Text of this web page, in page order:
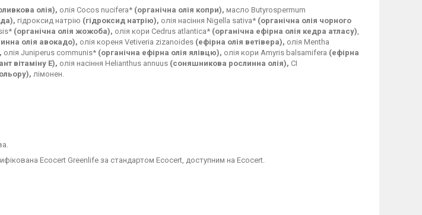
олія), олія Cocos nucifera* (органічна олія копри), масло Butyrospermum
гідроксид натрію (гідроксид натрію), олія насіння Nigella sativa* (органічна олія чорного
(органічна олія жожоба), олія кори Cedrus atlantica* (органічна ефірна олія кедра атласу),
олія авокадо), олія кореня Vetiveria zizanoides (ефірна олія ветівера), олія Mentha
олія Juniperus communis* (органічна ефірна олія ялівцю), олія кори Amyris balsamifera (ефірна
вітаміну Е), олія насіння Helianthus annuus (соняшникова рослинна олія), CI
лімонен.
Ecocert Greenlife за стандартом Ecocert, доступним на Ecocert.